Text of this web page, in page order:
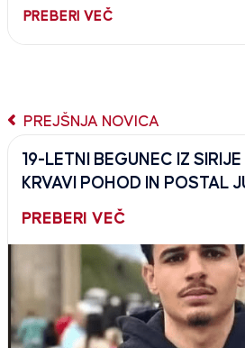
PREBERI VEČ
PREJŠNJA NOVICA
19-LETNI BEGUNEC IZ
KRVAVI POHOD IN POSTAL
PREBERI VEČ